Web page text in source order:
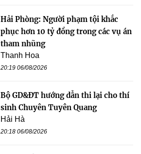
Hải Phòng: Người phạm tội khắc
phục hơn 10 tỷ đồng trong các vụ án
tham nhũng
Thanh Hoa
20:19 06/08/2026
Bộ GD&ĐT hướng dẫn thi lại cho thí
sinh Chuyên Tuyên Quang
Hải Hà
20:18 06/08/2026